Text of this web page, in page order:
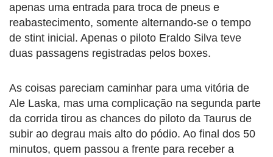
apenas uma entrada para troca de pneus e
reabastecimento, somente alternando-se o tempo
de stint inicial. Apenas o piloto Eraldo Silva teve
duas passagens registradas pelos boxes.
As coisas pareciam caminhar para uma vitória de
Ale Laska, mas uma complicação na segunda parte
da corrida tirou as chances do piloto da Taurus de
subir ao degrau mais alto do pódio. Ao final dos 50
minutos, quem passou a frente para receber a